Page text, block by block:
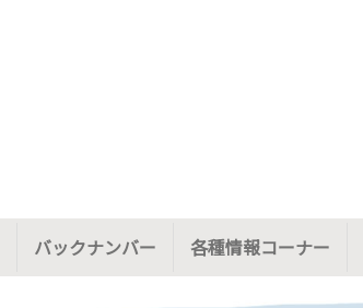
バックナンバー 各種情報コーナー